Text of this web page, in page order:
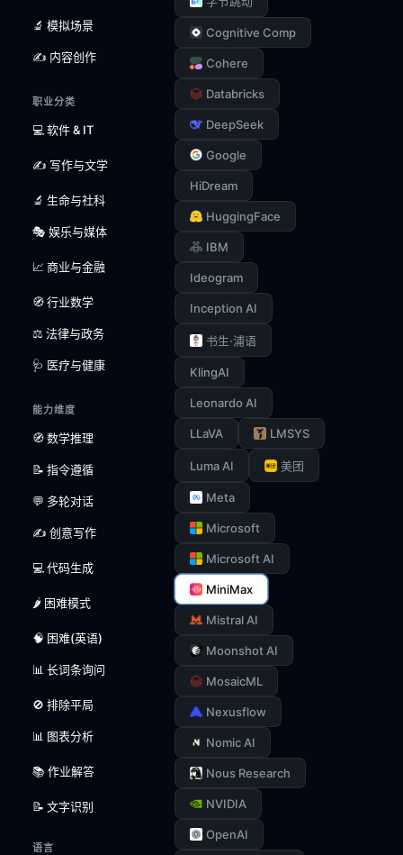
🔬 模拟场景
✍️ 内容创作
职业分类
💻 软件 & IT
✍️ 写作与文学
🔬 生命与社科
🎭 娱乐与媒体
📈 商业与金融
🧭 行业数学
⚖️ 法律与政务
🩺 医疗与健康
能力维度
🧭 数学推理
📝 指令遵循
💬 多轮对话
✍️ 创意写作
💻 代码生成
🌶️ 困难模式
🧠 困难(英语)
📊 长词条询问
🚫 排除平局
📊 图表分析
📚 作业解答
📝 文字识别
语言
Cognitive Comp
Cohere
Databricks
DeepSeek
Google
HiDream
HuggingFace
IBM
Ideogram
Inception AI
书生·浦语
KlingAI
Leonardo AI
LLaVA LMSYS
Luma AI 美团
Meta
Microsoft
Microsoft AI
MiniMax
Mistral AI
Moonshot AI
MosaicML
Nexusflow
Nomic AI
Nous Research
NVIDIA
OpenAI